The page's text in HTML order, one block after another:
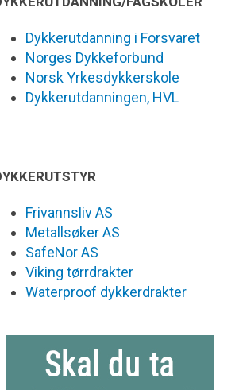
Dykkerutdanning i Forsvaret
Norges Dykkeforbund
Norsk Yrkesdykkerskole
Dykkerutdanningen, HVL
Frivannsliv AS
Metallsøker AS
SafeNor AS
Viking tørrdrakter
Waterproof dykkerdrakter